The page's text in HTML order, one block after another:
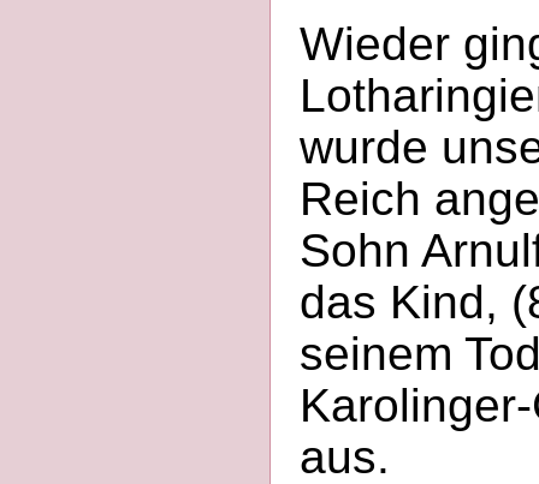
Wieder
wurde
Reich
Sohn
das Kind,
seinem
aus.